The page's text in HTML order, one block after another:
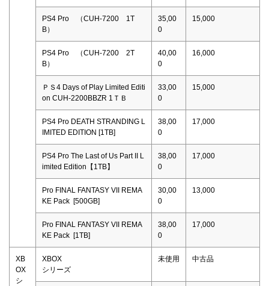
PS4 Pro （CUH-7200 1T
B）
35,00
0
15,000
PS4 Pro （CUH-7200 2T
B）
40,00
0
16,000
ＰＳ4 Days of Play Limited Editi
on CUH-2200BBZR 1ＴＢ
33,00
0
15,000
PS4 Pro DEATH STRANDING L
IMITED EDITION [1TB]
38,00
0
17,000
PS4 Pro The Last of Us Part II L
imited Edition【1TB】
38,00
0
17,000
Pro FINAL FANTASY VII REMA
KE Pack [500GB]
30,00
0
13,000
Pro FINAL FANTASY VII REMA
KE Pack [1TB]
38,00
0
17,000
XB
OX
シ
XBOX
シリーズ
未使用 中古品